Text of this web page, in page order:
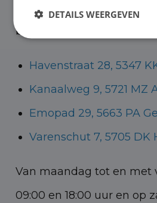
Helmond voor zowel
bedrijfswagens.
Havenstraat 28, 5347
Kanaalweg 9, 5721 MZ
Emopad 29, 5663 PA
Varenschut 7, 5705 DK
Van maandag tot en met
09:00 en 18:00 uur en op
DETAILS WEERGEVEN